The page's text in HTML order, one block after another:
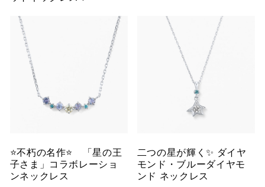
⭐️不朽の名作⭐️ 「星の王
子さま」コラボレーショ
ンネックレス
二つの星が輝く✨ ダイヤ
モンド・ブルーダイヤモ
ンド ネックレス